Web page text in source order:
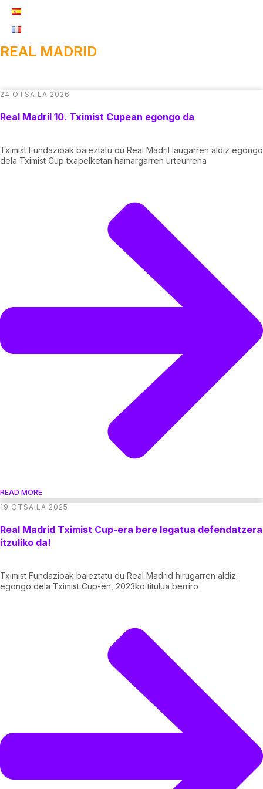
REAL MADRID
24 OTSAILA 2026
Real Madril 10. Tximist Cupean egongo da
Tximist Fundazioak baieztatu du Real Madril laugarren aldiz egongo
dela Tximist Cup txapelketan hamargarren urteurrena
READ MORE
19 OTSAILA 2025
Real Madrid Tximist Cup-era bere legatua defendatzera
itzuliko da!
Tximist Fundazioak baieztatu du Real Madrid hirugarren aldiz
egongo dela Tximist Cup-en, 2023ko titulua berriro